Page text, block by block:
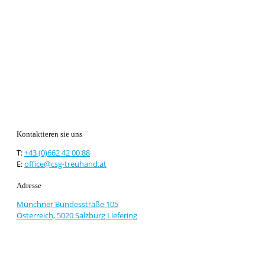
Kontaktieren sie uns
T:+43 (0)662 42 00 88
E:office@csg-treuhand.at
Adresse
Münchner Bundesstraße 105
Österreich, 5020 Salzburg Liefering